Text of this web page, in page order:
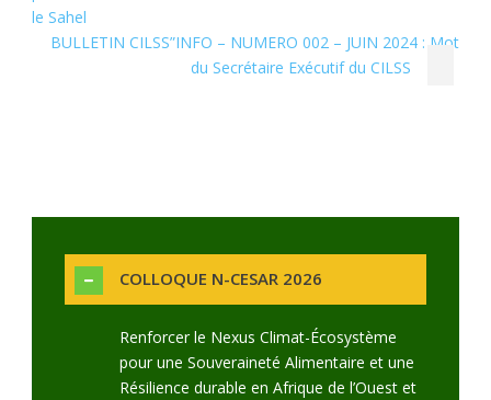
le Sahel
BULLETIN CILSS”INFO – NUMERO 002 – JUIN 2024 : Mot
du Secrétaire Exécutif du CILSS
COLLOQUE N-CESAR 2026
Renforcer le Nexus Climat-Écosystème
pour une Souveraineté Alimentaire et une
Résilience durable en Afrique de l’Ouest et